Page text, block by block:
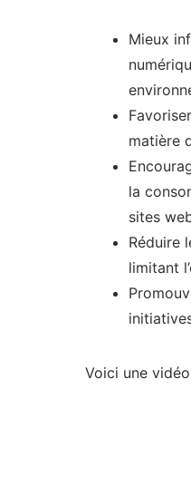
Mieux
matière
la
sites
Réduire
limitant
Voici une